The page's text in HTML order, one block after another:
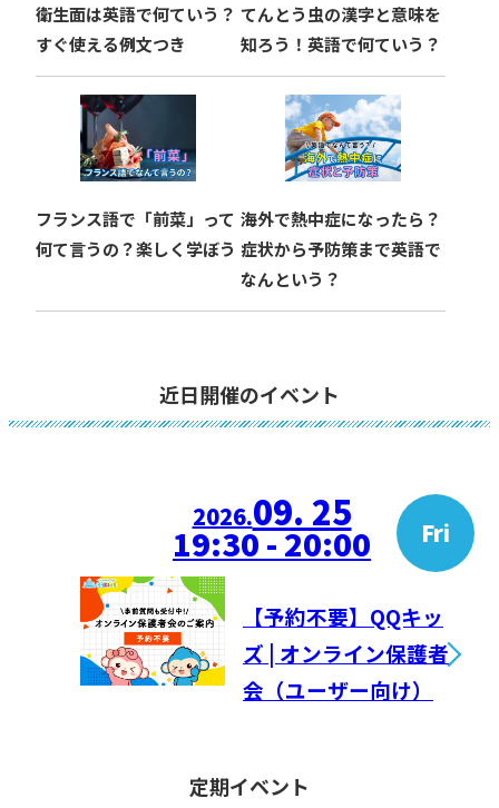
衛生面は英語で何ていう？
すぐ使える例文つき
てんとう虫の漢字と意味を
知ろう！英語で何ていう？
フランス語で「前菜」って
何て言うの？楽しく学ぼう
海外で熱中症になったら？
症状から予防策まで英語で
なんという？
近日開催のイベント
2026.09. 25 Fri
19:30 - 20:00
【予約不要】QQキッ
ズ | オンライン保護者
会（ユーザー向け）
定期イベント